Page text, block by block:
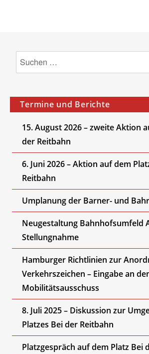
Suchen
nach:
Termine und Berichte
15. August 2026 – zweite Aktion
der Reitbahn
6. Juni 2026 – Aktion auf dem
Reitbahn
Umplanung der Barner- und
Neugestaltung Bahnhofsumfeld
Stellungnahme
Hamburger Richtlinien zur
Verkehrszeichen – Eingabe an
Mobilitätsausschuss
8. Juli 2025 – Diskussion zur
Platzes Bei der Reitbahn
Platzgespräch auf dem Platz Bei